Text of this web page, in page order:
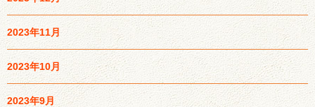
2023年11月
2023年10月
2023年9月